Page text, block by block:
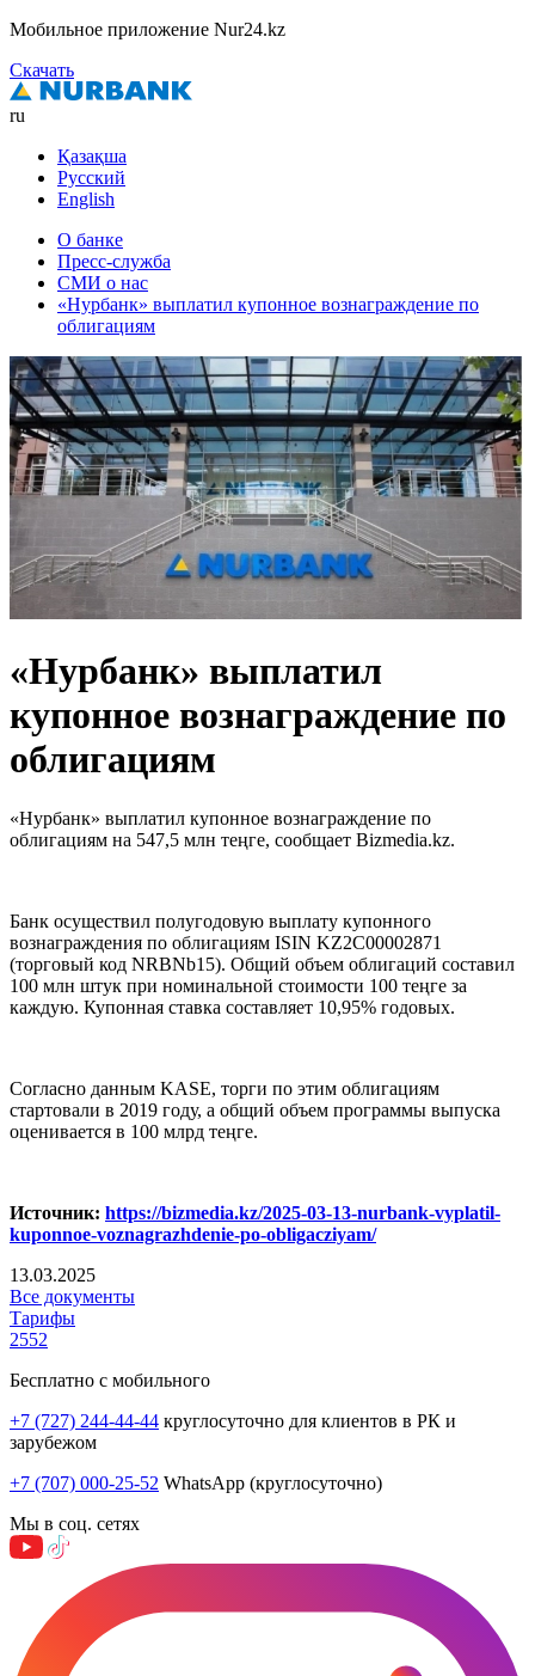
Мобильное приложение Nur24.kz
Скачать
ru
Қазақша
Русский
English
О банке
Пресс-служба
СМИ о нас
«Нурбанк» выплатил купонное вознаграждение по
облигациям
«Нурбанк» выплатил
купонное вознаграждение по
облигациям
«Нурбанк» выплатил купонное вознаграждение по
облигациям на 547,5 млн теңге, сообщает Bizmedia.kz.
Банк осуществил полугодовую выплату купонного
вознаграждения по облигациям ISIN KZ2C00002871
(торговый код NRBNb15). Общий объем облигаций составил
100 млн штук при номинальной стоимости 100 теңге за
каждую. Купонная ставка составляет 10,95% годовых.
Согласно данным KASE, торги по этим облигациям
стартовали в 2019 году, а общий объем программы выпуска
оценивается в 100 млрд теңге.
Источник: https://bizmedia.kz/2025-03-13-nurbank-vyplatil-
kuponnoe-voznagrazhdenie-po-obligacziyam/
13.03.2025
Все документы
Тарифы
2552
Бесплатно с мобильного
+7 (727) 244-44-44 круглосуточно для клиентов в РК и
зарубежом
+7 (707) 000-25-52 WhatsApp (круглосуточно)
Мы в соц. сетях